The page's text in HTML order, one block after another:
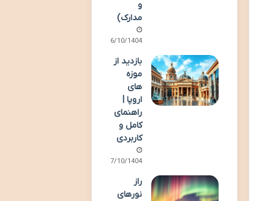
و
مدارک)
06/10/1404
بازدید از
موزه
های
اروپا |
راهنمای
کامل و
کاربردی
07/10/1404
راز
نورهای